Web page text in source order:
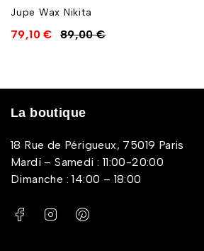
Jupe Wax Nikita
89,00€
79,10€
La boutique
18 Rue de Périgueux, 75019 Paris
Mardi – Samedi : 11:00-20:00
Dimanche : 14:00 – 18:00